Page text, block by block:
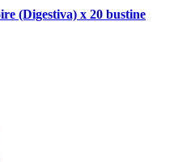
(Digestiva) x 20 bustine